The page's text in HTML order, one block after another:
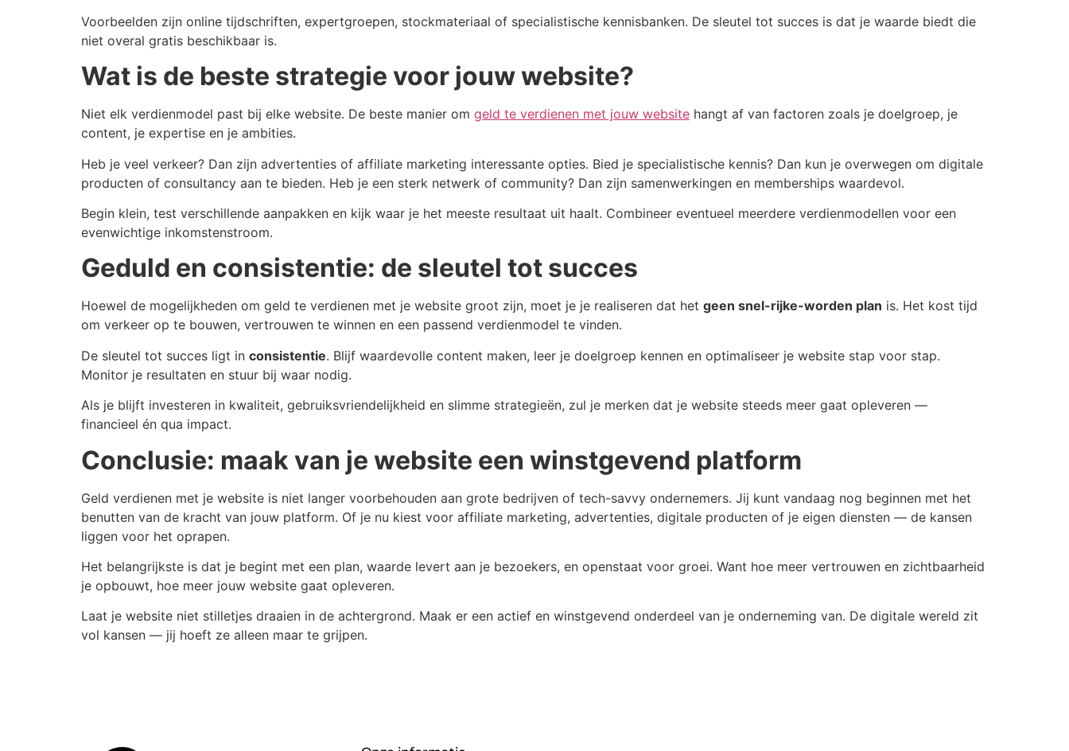
Voorbeelden zijn online tijdschriften, expertgroepen, stockmateriaal of specialistische kennisbanken. De sleutel tot succes is dat je waarde biedt die
niet overal gratis beschikbaar is.
Wat is de beste strategie voor jouw website?
Niet elk verdienmodel past bij elke website. De beste manier om geld te verdienen met jouw website hangt af van factoren zoals je doelgroep, je
content, je expertise en je ambities.
Heb je veel verkeer? Dan zijn advertenties of affiliate marketing interessante opties. Bied je specialistische kennis? Dan kun je overwegen om digitale
producten of consultancy aan te bieden. Heb je een sterk netwerk of community? Dan zijn samenwerkingen en memberships waardevol.
Begin klein, test verschillende aanpakken en kijk waar je het meeste resultaat uit haalt. Combineer eventueel meerdere verdienmodellen voor een
evenwichtige inkomstenstroom.
Geduld en consistentie: de sleutel tot succes
Hoewel de mogelijkheden om geld te verdienen met je website groot zijn, moet je je realiseren dat het geen snel-rijke-worden plan is. Het kost tijd
om verkeer op te bouwen, vertrouwen te winnen en een passend verdienmodel te vinden.
De sleutel tot succes ligt in consistentie. Blijf waardevolle content maken, leer je doelgroep kennen en optimaliseer je website stap voor stap.
Monitor je resultaten en stuur bij waar nodig.
Als je blijft investeren in kwaliteit, gebruiksvriendelijkheid en slimme strategieën, zul je merken dat je website steeds meer gaat opleveren —
financieel én qua impact.
Conclusie: maak van je website een winstgevend platform
Geld verdienen met je website is niet langer voorbehouden aan grote bedrijven of tech-savvy ondernemers. Jij kunt vandaag nog beginnen met het
benutten van de kracht van jouw platform. Of je nu kiest voor affiliate marketing, advertenties, digitale producten of je eigen diensten — de kansen
liggen voor het oprapen.
Het belangrijkste is dat je begint met een plan, waarde levert aan je bezoekers, en openstaat voor groei. Want hoe meer vertrouwen en zichtbaarheid
je opbouwt, hoe meer jouw website gaat opleveren.
Laat je website niet stilletjes draaien in de achtergrond. Maak er een actief en winstgevend onderdeel van je onderneming van. De digitale wereld zit
vol kansen — jij hoeft ze alleen maar te grijpen.